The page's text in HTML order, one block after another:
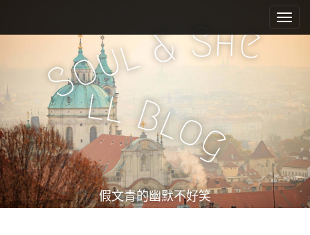
e
n
u
i
c
n
t
e
n
t
S
oul&She
ll Blog
假文青的幽默不好笑